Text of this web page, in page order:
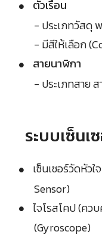
ตัวเรือน
- ประเภทวัสดุ
- มีสีให้เลือก
สายนาฬิกา
- ประเภทสาย
ระบบเซ็นเ
เซ็นเซอร์วัดหัว
Sensor)
ไจโรสโคป (คว
(Gyroscope)